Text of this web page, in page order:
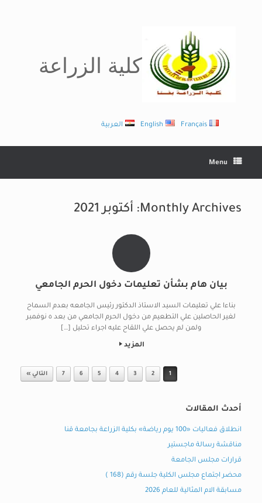
كلية الزراعة
العربية English Français
Menu
Monthly Archives: أكتوبر 2021
بيان هام بشأن تعليمات دخول الحرم الجامعي
بناءا علي تعليمات السيد الاستاذ الدكتور رئيس الجامعه بعدم السماح
لغير الحاصلين علي التطعيم من دخول الحرم الجامعي من بعد ٥ نوفمبر
ولمن لم يحصل علي اللقاح عليه اجراء تحليل […]
المزيد
1
2
3
4
5
6
7 التالي »
أحدث المقالات
انطلاق فعاليات «100 يوم رياضة» بكلية الزراعة بجامعة قنا
مناقشة رسالة ماجستير
قرارات مجلس الجامعة
محضر اجتماع مجلس الكلية جلسة رقم (168 )
مسابقة الام المثالية للعام 2026